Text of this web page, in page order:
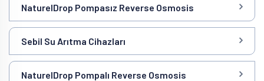
NaturelDrop Pompasız Reverse Osmosis
Sebil Su Arıtma Cihazları
NaturelDrop Pompalı Reverse Osmosis